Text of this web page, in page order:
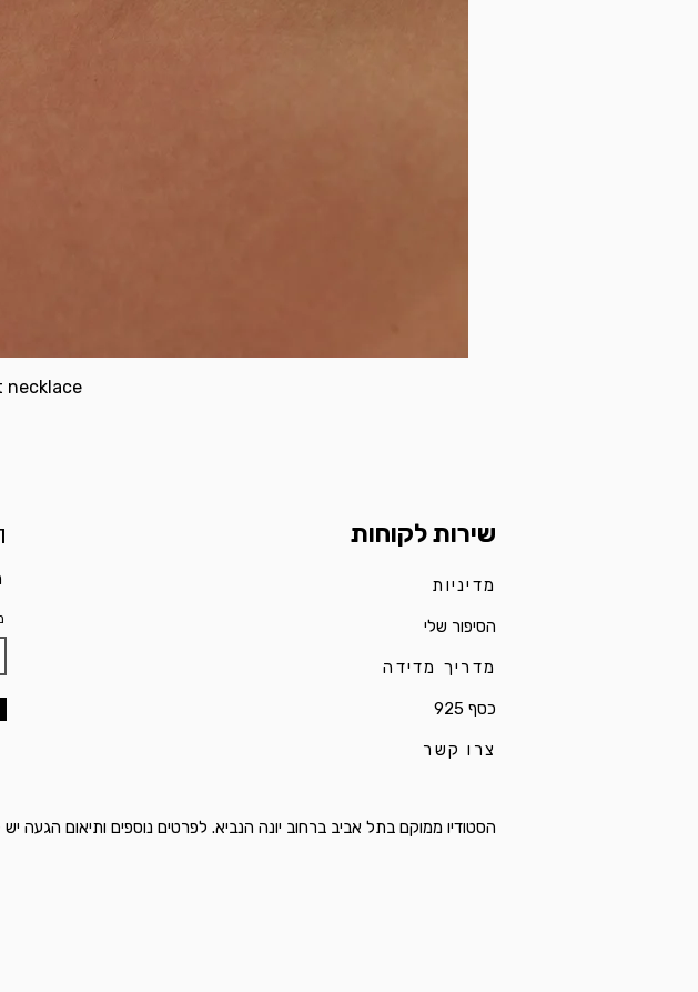
necklace
שירות לקוחות
מדיניות
הסיפור שלי
מדריך מדידה
כסף 925
צרו קשר
הסטודיו ממוקם בתל אביב ברחוב יונה הנביא. לפרטים נוספים ותיאום הגעה יש ליצור